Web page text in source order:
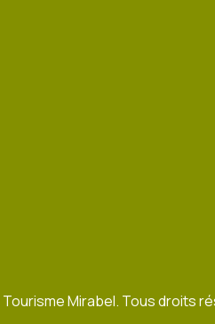
Tourisme Mirabel. Tous droits